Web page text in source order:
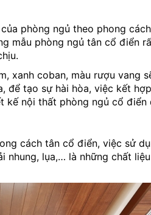
phòng ngủ theo phong
mẫu phòng ngủ tân cổ điển
xanh coban, màu rượu vang
tạo sự hài hòa, việc kết
kế nội thất phòng ngủ cổ điển
cách tân cổ điển, việc sử
nhung, lụa,… là những chất